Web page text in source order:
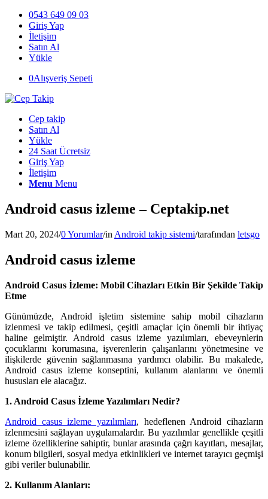
0543 649 09 03
Giriş Yap
İletişim
Satın Al
Yükle
0Alışveriş Sepeti
Cep takip
Satın Al
Yükle
24 Saat Ücretsiz
Giriş Yap
İletişim
Menu Menu
Android casus izleme – Ceptakip.net
Mart 20, 2024/0 Yorumlar/in Android takip sistemi/tarafından letsgo
Android casus izleme
Android Casus İzleme: Mobil Cihazları Etkin Bir Şekilde Takip
Etme
Günümüzde, Android işletim sistemine sahip mobil cihazların
izlenmesi ve takip edilmesi, çeşitli amaçlar için önemli bir ihtiyaç
haline gelmiştir. Android casus izleme yazılımları, ebeveynlerin
çocuklarını korumasına, işverenlerin çalışanlarını yönetmesine ve
ilişkilerde güvenin sağlanmasına yardımcı olabilir. Bu makalede,
Android casus izleme konseptini, kullanım alanlarını ve önemli
hususları ele alacağız.
1. Android Casus İzleme Yazılımları Nedir?
Android casus izleme yazılımları, hedeflenen Android cihazların
izlenmesini sağlayan uygulamalardır. Bu yazılımlar genellikle çeşitli
izleme özelliklerine sahiptir, bunlar arasında çağrı kayıtları, mesajlar,
konum bilgileri, sosyal medya etkinlikleri ve internet tarayıcı geçmişi
gibi veriler bulunabilir.
2. Kullanım Alanları: